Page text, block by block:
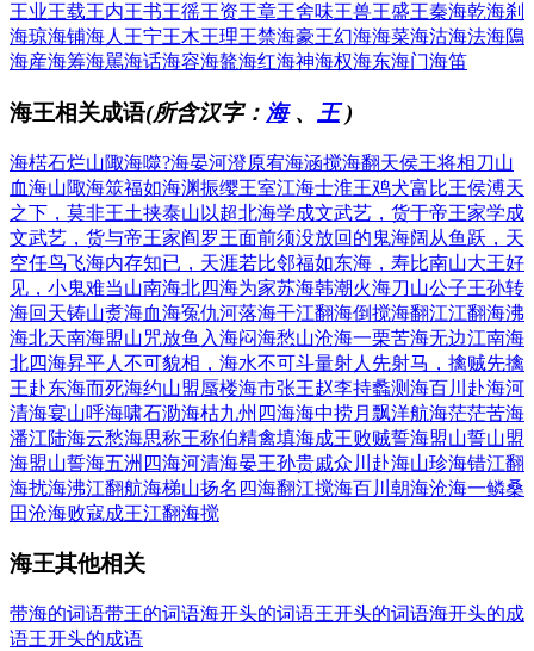
王业王载王内王书王徭王资王章王舍味王兽王盛王秦海乾海刹
海琼海铺海人王宁王木王理王禁海豪王幻海海菜海沽海法海隝
海産海筹海駡海话海容海鼇海红海神海权海东海门海笛
海王相关成语(所含汉字： 海、 王)
海楛石烂山陬海噬?海晏河澄原宥海涵搅海翻天侯王将相刀山
血海山陬海筮福如海渊振缨王室江海士淮王鸡犬富比王侯溥天
之下，莫非王土挟泰山以超北海学成文武艺，货于帝王家学成
文武艺，货与帝王家阎罗王面前须没放回的鬼海阔从鱼跃，天
空任鸟飞海内存知已，天涯若比邻福如东海，寿比南山大王好
见，小鬼难当山南海北四海为家苏海韩潮火海刀山公子王孙转
海回天铸山煑海血海冤仇河落海干江翻海倒搅海翻江江翻海沸
海北天南海盟山咒放鱼入海闷海愁山沧海一栗苦海无边江南海
北四海昇平人不可貌相，海水不可斗量射人先射马，擒贼先擒
王赴东海而死海约山盟蜃楼海市张王赵李持蠡测海百川赴海河
清海宴山呼海啸石泐海枯九州四海海中捞月 飘洋航海茫茫苦海
潘江陆海云愁海思称王称伯精禽填海成王败贼誓海盟山誓山盟
海盟山誓海五洲四海河清海晏王孙贵戚众川赴海山珍海错江翻
海扰海沸江翻航海梯山扬名四海翻江搅海百川朝海沧海一鳞桑
田沧海败寇成王江翻海搅
海王其他相关
带海的词语带王的词语海开头的词语王开头的词语海开头的成
语王开头的成语